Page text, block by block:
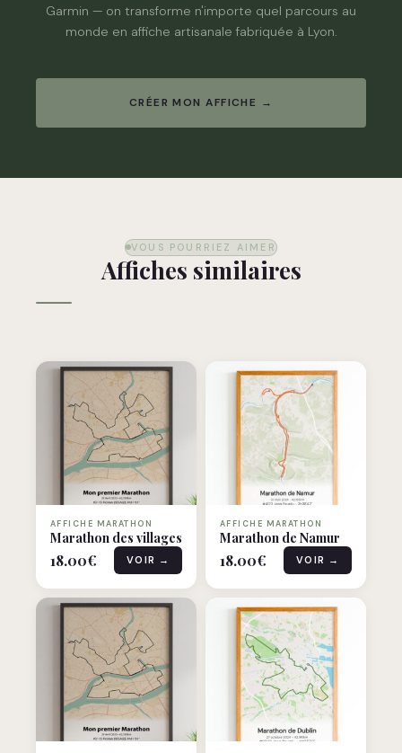
Garmin — on transforme n'importe quel parcours au
monde en affiche artisanale fabriquée à Lyon.
CRÉER MON AFFICHE →
VOUS POURRIEZ AIMER
Affiches similaires
AFFICHE MARATHON
Marathon des villages
18.00€ VOIR →
AFFICHE MARATHON
Marathon de Namur
18.00€ VOIR →